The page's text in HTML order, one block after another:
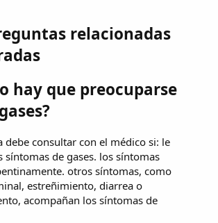
relacionadas
hay que preocuparse
debe consultar con el médico si: le
síntomas de gases. los síntomas
otros síntomas, como
estreñimiento, diarrea o
acompañan los síntomas de